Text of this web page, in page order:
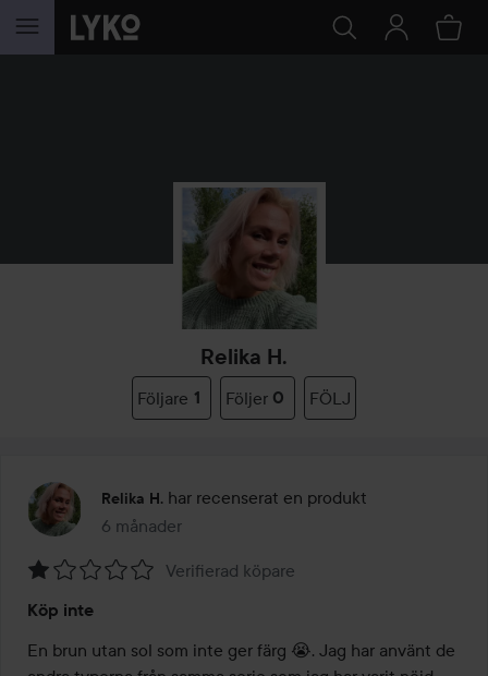
HOPPA TILL INNEHÅLLET
Relika H.
Följare 1 Följer 0 FÖLJ
Relika H. har recenserat en produkt
6 månader
Inlägget skapades 6 månader
1
av
Verifierad köpare
Köp inte
En brun utan sol som inte ger färg 😭. Jag har använt de